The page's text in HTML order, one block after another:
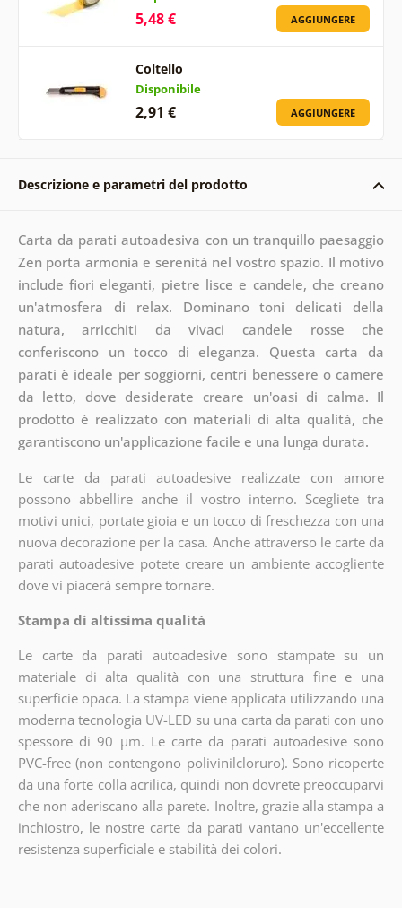
5,48 € AGGIUNGERE
Coltello
Disponibile
2,91 € AGGIUNGERE
Descrizione e parametri del prodotto
Carta da parati autoadesiva con un tranquillo paesaggio
Zen porta armonia e serenità nel vostro spazio. Il motivo
include fiori eleganti, pietre lisce e candele, che creano
un'atmosfera di relax. Dominano toni delicati della
natura, arricchiti da vivaci candele rosse che
conferiscono un tocco di eleganza. Questa carta da
parati è ideale per soggiorni, centri benessere o camere
da letto, dove desiderate creare un'oasi di calma. Il
prodotto è realizzato con materiali di alta qualità, che
garantiscono un'applicazione facile e una lunga durata.
Le carte da parati autoadesive realizzate con amore
possono abbellire anche il vostro interno. Scegliete tra
motivi unici, portate gioia e un tocco di freschezza con una
nuova decorazione per la casa. Anche attraverso le carte da
parati autoadesive potete creare un ambiente accogliente
dove vi piacerà sempre tornare.
Stampa di altissima qualità
Le carte da parati autoadesive sono stampate su un
materiale di alta qualità con una struttura fine e una
superficie opaca. La stampa viene applicata utilizzando una
moderna tecnologia UV-LED su una carta da parati con uno
spessore di 90 µm. Le carte da parati autoadesive sono
PVC-free (non contengono polivinilcloruro). Sono ricoperte
da una forte colla acrilica, quindi non dovrete preoccuparvi
che non aderiscano alla parete. Inoltre, grazie alla stampa a
inchiostro, le nostre carte da parati vantano un'eccellente
resistenza superficiale e stabilità dei colori.